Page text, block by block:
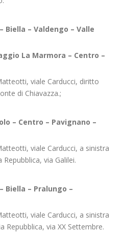
Biella – Valdengo – Valle
La Marmora – Centro –
viale Carducci, diritto
di Chiavazza.;
– Centro – Pavignano –
viale Carducci, a sinistra
via Galilei.
Biella – Pralungo –
viale Carducci, a sinistra
Repubblica, via XX Settembre.